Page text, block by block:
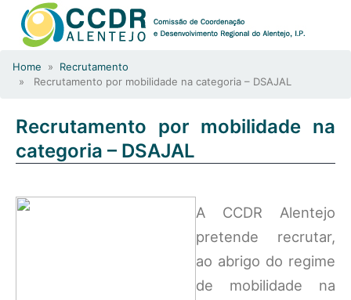
Home » Recrutamento
» Recrutamento por mobilidade na categoria – DSAJAL
Recrutamento por mobilidade na
categoria – DSAJAL
A CCDR Alentejo
pretende recrutar,
ao abrigo do regime
de mobilidade na